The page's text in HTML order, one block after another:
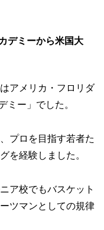
デミーから米国大
アメリカ・フロリダ
ミー」でした。
プロを目指す若者た
を経験しました。
ア校でもバスケット
ツマンとしての規律